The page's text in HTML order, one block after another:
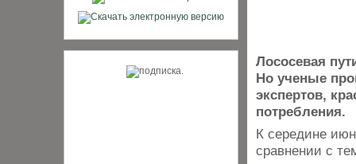
Лососевая
Но ученые
экспертов,
потребления.
К середине
сравнении с